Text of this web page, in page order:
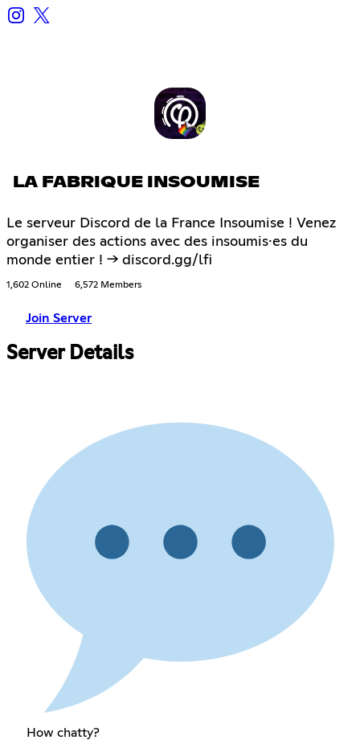
LA FABRIQUE INSOUMISE
Le serveur Discord de la France Insoumise ! Venez
organiser des actions avec des insoumis·es du
monde entier ! -> discord.gg/lfi
1,602 Online 6,572 Members
Join Server
Server Details
How chatty?